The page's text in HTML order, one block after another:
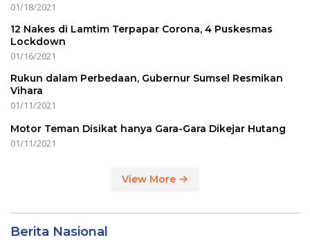
01/18/2021
12 Nakes di Lamtim Terpapar Corona, 4 Puskesmas
Lockdown
01/16/2021
Rukun dalam Perbedaan, Gubernur Sumsel Resmikan
Vihara
01/11/2021
Motor Teman Disikat hanya Gara-Gara Dikejar Hutang
01/11/2021
View More
Berita Nasional